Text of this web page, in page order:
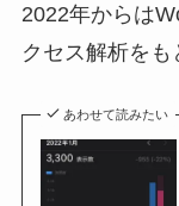
2022年からは
クセス解析をも
あわせて読みたい